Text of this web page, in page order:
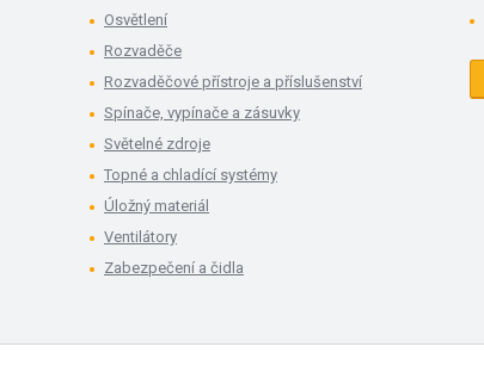
Osvětlení
Rozvaděče
Rozvaděčové přístroje a příslušenství
Spínače, vypínače a zásuvky
Světelné zdroje
Topné a chladící systémy
Úložný materiál
Ventilátory
Zabezpečení a čidla